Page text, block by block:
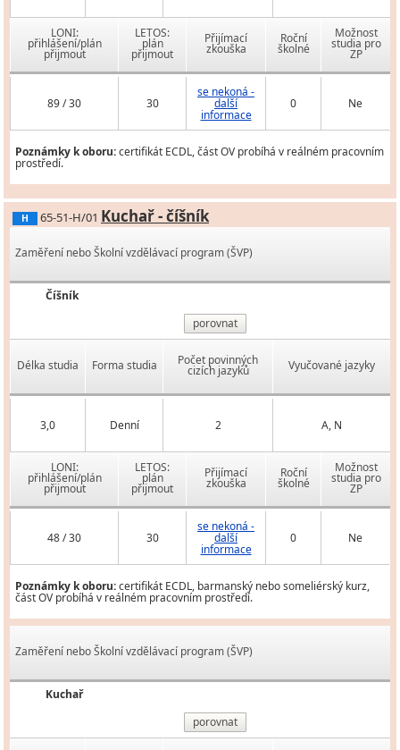
LONI:
přihlášení/plán
přijmout
LETOS:
plán
přijmout
Přijímací
zkouška
Roční
školné
Možnost
studia pro
ZP
89 / 30 30
se nekoná -
další
informace
0 Ne
Poznámky k oboru:certifikát ECDL, část OV probíhá v reálném pracovním
prostředí.
H 65-51-H/01 Kuchař - číšník
Zaměření nebo Školní vzdělávací program (ŠVP)
Číšník
porovnat
Délka studia Forma studia Počet povinných
cizích jazyků Vyučované jazyky
3,0 Denní 2 A, N
LONI:
přihlášení/plán
přijmout
LETOS:
plán
přijmout
Přijímací
zkouška
Roční
školné
Možnost
studia pro
ZP
48 / 30 30
se nekoná -
další
informace
0 Ne
Poznámky k oboru:certifikát ECDL, barmanský nebo someliérský kurz,
část OV probíhá v reálném pracovním prostředí.
Zaměření nebo Školní vzdělávací program (ŠVP)
Kuchař
porovnat